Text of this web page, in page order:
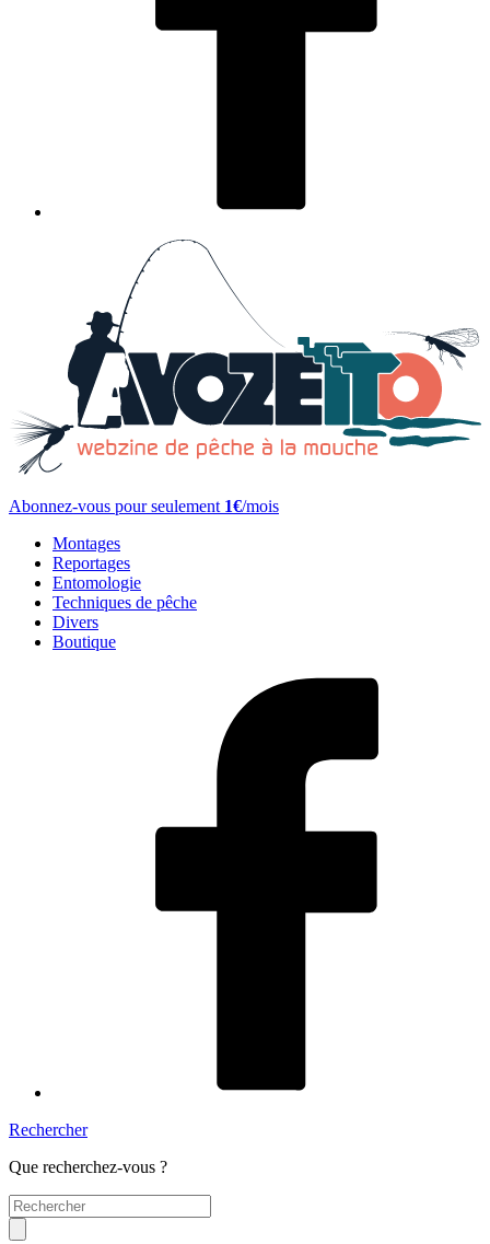
Abonnez-vous pour seulement 1€/mois
Montages
Reportages
Entomologie
Techniques de pêche
Divers
Boutique
Rechercher
Que recherchez-vous ?